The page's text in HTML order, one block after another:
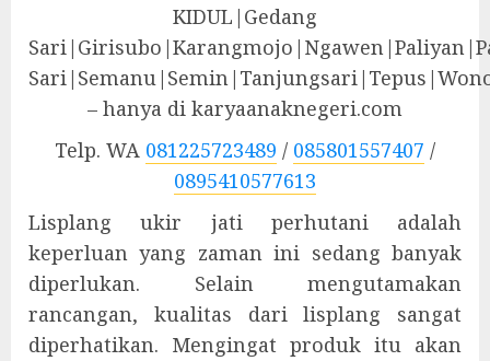
KIDUL|Gedang
– hanya di karyaanaknegeri.com
Telp. WA 081225723489 / 085801557407 /
0895410577613
Lisplang ukir jati perhutani adalah
keperluan yang zaman ini sedang banyak
diperlukan. Selain mengutamakan
rancangan, kualitas dari lisplang sangat
diperhatikan. Mengingat produk itu akan